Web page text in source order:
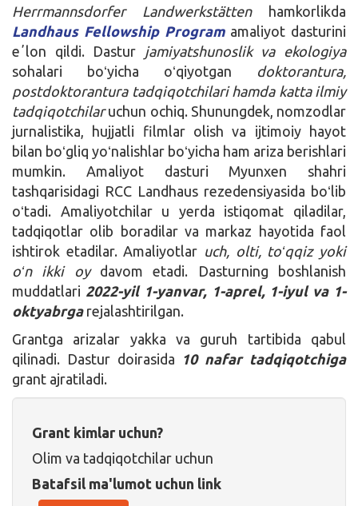
Herrmannsdorfer Landwerkstättenhamkorlikda
Landhaus Fellowship Programamaliyot dasturini
eʼlon qildi. Dastur
jamiyatshunoslik va ekologiya
sohalari boʻyicha oʻqiyotgan doktorantura,
postdoktorantura tadqiqotchilari hamda katta ilmiy
tadqiqotchilaruchun ochiq. Shunungdek, nomzodlar
jurnalistika, hujjatli filmlar olish va ijtimoiy hayot
bilan boʻgliq yoʻnalishlar boʻyicha ham ariza berishlari
mumkin. Amaliyot dasturi Myunxen shahri
tashqarisidagi RCC Landhaus rezedensiyasida boʻlib
oʻtadi. Amaliyotchilar u yerda istiqomat qiladilar,
tadqiqotlar olib boradilar va markaz hayotida faol
ishtirok etadilar. Amaliyotlar uch, olti, toʻqqiz yoki
oʻn ikki oydavom etadi. Dasturning boshlanish
muddatlari 2022-yil 1-yanvar, 1-aprel, 1-iyul va 1-
oktyabrgarejalashtirilgan.
Grantga arizalar yakka va guruh tartibida qabul
qilinadi. Dastur doirasida 10 nafar tadqiqotchiga
grant ajratiladi.
Grant kimlar uchun?
Olim va tadqiqotchilar uchun
Batafsil ma'lumot uchun link